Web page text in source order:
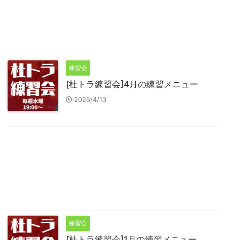
練習会
[杜トラ練習会]4月の練習メニュー
2026/4/13
練習会